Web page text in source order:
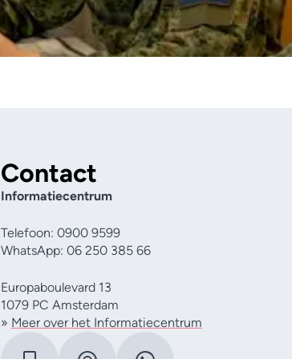
Contact
Informatiecentrum
Telefoon: 0900 9599
WhatsApp: 06 250 385 66
Europaboulevard 13
1079 PC Amsterdam
» Meer over het Informatiecentrum